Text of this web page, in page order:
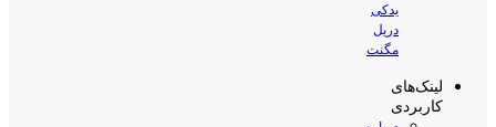
یدکی
دریل
مگنت
لینک‌های
کاربردی